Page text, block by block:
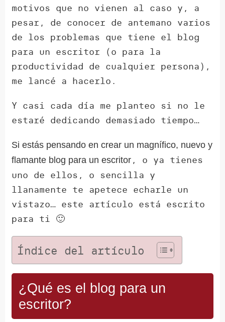
motivos que no vienen al caso y, a
pesar, de conocer de antemano varios
de los problemas que tiene el blog
para un escritor (o para la
productividad de cualquier persona),
me lancé a hacerlo.
Y casi cada día me planteo si no le
estaré dedicando demasiado tiempo…
Si estás pensando en crear un magnífico, nuevo y
flamante blog para un escritor , o ya tienes
uno de ellos, o sencilla y
llanamente te apetece echarle un
vistazo… este artículo está escrito
para ti 🙂
Índice del artículo
¿Qué es el blog para un
escritor?